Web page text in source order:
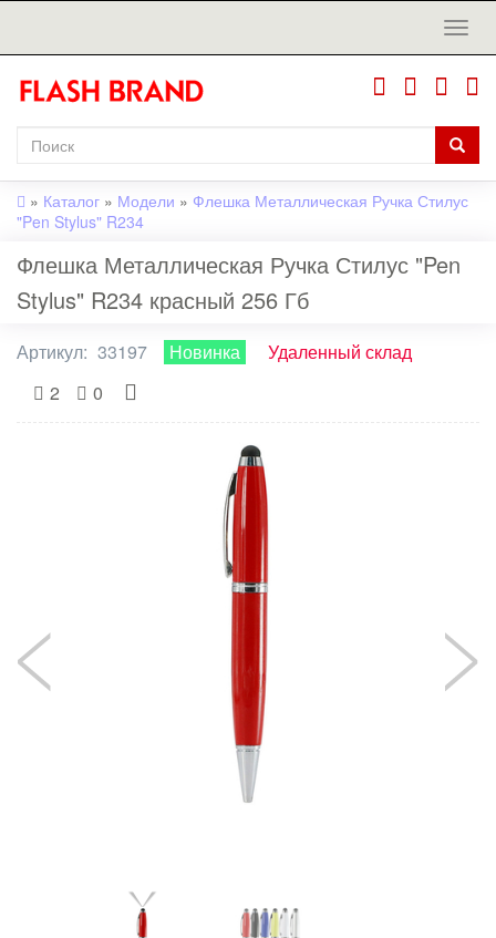
» Каталог » Модели » Флешка Металлическая Ручка Стилус
"Pen Stylus" R234
Флешка Металлическая Ручка Стилус "Pen
Stylus" R234 красный 256 Гб
Артикул: 33197 Новинка
Удаленный склад
2
0